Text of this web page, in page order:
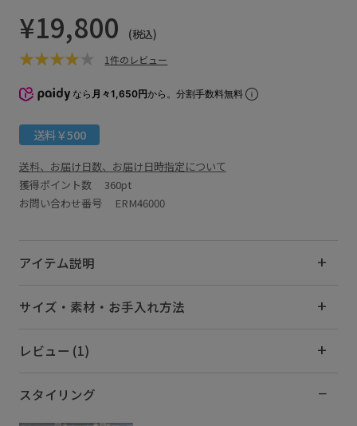
¥19,800 (税込)
1件のレビュー
なら 月々1,650円から。分割手数料無料
送料￥500
送料、お届け日数、お届け日時指定について
獲得ポイント数 360pt
お問い合わせ番号 ERM46000
アイテム説明
サイズ・素材・お手入れ方法
レビュー (1)
スタイリング